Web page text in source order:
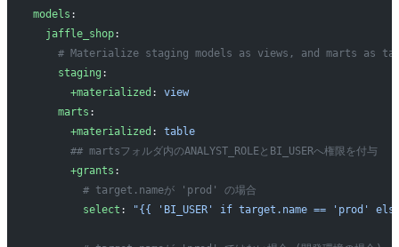
models :
  jaffle_shop
:
# Materialize staging models as views, and marts as
    staging
:
      +materialized
: view
    marts
:
      +materialized
: table
      ## martsフォルダ内のANALYST_ROLEとBI_USERへ権限を付与
      +grants
:
        # target.nameが 'prod' の場合
        select
: "{{ 'BI_USER' if target.name == 'prod' else